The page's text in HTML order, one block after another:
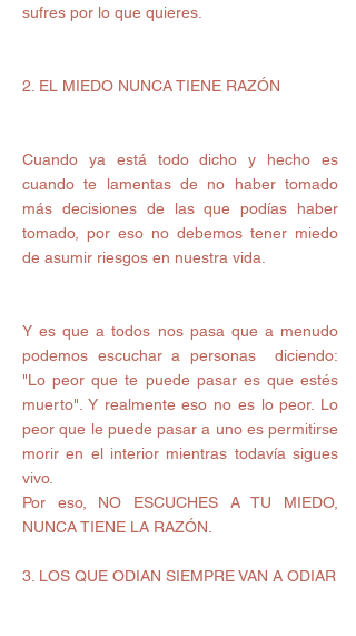
sufres por lo que quieres.
2. EL MIEDO NUNCA TIENE RAZÓN
Cuando ya está todo dicho y hecho es
cuando te lamentas de no haber tomado
más decisiones de las que podías haber
tomado, por eso no debemos tener miedo
de asumir riesgos en nuestra vida.
Y es que a todos nos pasa que a menudo
podemos escuchar a personas  diciendo:
"Lo peor que te puede pasar es que estés
muerto". Y realmente eso no es lo peor. Lo
peor que le puede pasar a uno es permitirse
morir en el interior mientras todavía sigues
vivo.
Por eso, NO ESCUCHES A TU MIEDO,
NUNCA TIENE LA RAZÓN.